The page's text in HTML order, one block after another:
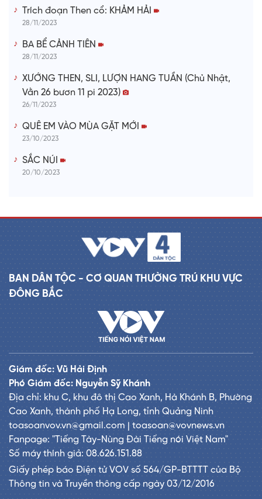
Trích đoạn Then cổ: KHẢM HẢI
28/11/2023
BA BỂ CẢNH TIÊN
28/11/2023
XƯỚNG THEN, SLI, LƯỢN HANG TUẦN (Chủ Nhật,
Vằn 26 bươn 11 pi 2023)
26/11/2023
QUÊ EM VÀO MÙA GẶT MỚI
23/10/2023
SẮC NÚI
20/10/2023
BAN DÂN TỘC - CƠ QUAN THƯỜNG TRÚ KHU VỰC
ĐÔNG BẮC
Giám đốc: Vũ Hải Định
Phó Giám đốc: Nguyễn Sỹ Khánh
Địa chỉ: khu C, khu đô thị Cao Xanh, Hà Khánh B, Phường
Cao Xanh, thành phố Hạ Long, tỉnh Quảng Ninh
toasoanvov.vn@gmail.com | toasoan@vovnews.vn
Fanpage: "Tiếng Tày-Nùng Đài Tiếng nói Việt Nam"
Số máy thính giả: 08.626.151.88
Giấy phép báo Điện tử VOV số 564/GP-BTTTT của Bộ
Thông tin và Truyền thông cấp ngày 03/12/2016